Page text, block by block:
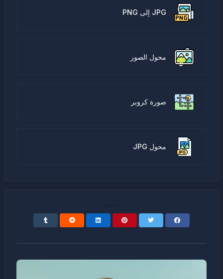
JPG إلى PNG
محول الصور
صورة كروبر
محول JPG